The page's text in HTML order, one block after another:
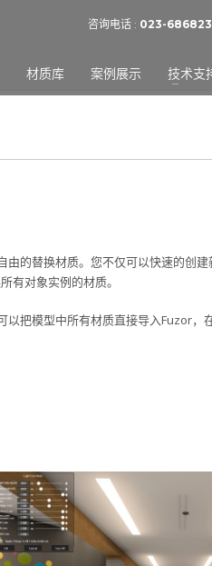
Sat -
Sundays
咨询电话 : 023-
材质库 案例展示 技术支
由的替换材质。您不仅可以快速的创
有对象实例的材质。
以把模型中所有材质直接导入Fuzor，